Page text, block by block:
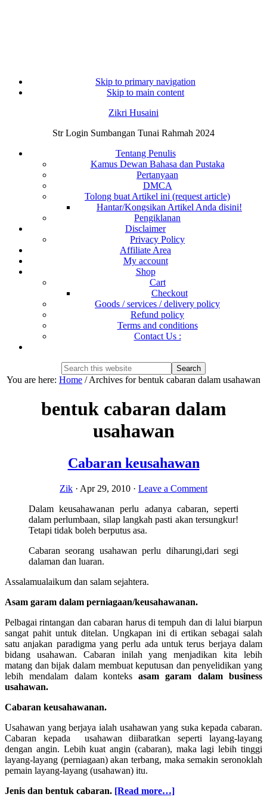
Skip to primary navigation
Skip to main content
Zikri Husaini
Str Login Sumbangan Tunai Rahmah 2024
Tentang Penulis
Kamus Dewan Bahasa dan Pustaka
Pertanyaan
DMCA
Tolong buat Artikel ini (request article)
Hantar/Kongsikan Artikel Anda disini!
Pengiklanan
Disclaimer
Privacy Policy
Affiliate Area
My account
Shop
Cart
Checkout
Goods / services / delivery policy
Refund policy
Terms and conditions
Contact Us :
Search
this
Hide
You are here: Home /Archives for bentuk cabaran dalam usahawan
bentuk cabaran dalam
usahawan
Cabaran keusahawan
Zik · Apr 29, 2010 · Leave a Comment
Dalam keusahawanan perlu adanya cabaran, seperti
dalam perlumbaan, silap langkah pasti akan tersungkur!
Tetapi tidak boleh berputus asa.
Cabaran seorang usahawan perlu diharungi,dari segi
dalaman dan luaran.
Assalamualaikum dan salam sejahtera.
Asam garam dalam perniagaan/keusahawanan.
Pelbagai rintangan dan cabaran harus di tempuh dan di lalui biarpun
sangat pahit untuk ditelan. Ungkapan ini di ertikan sebagai salah
satu anjakan paradigma yang perlu ada untuk terus berjaya dalam
bidang usahawan. Cabaran inilah yang menjadikan kita lebih
matang dan bijak dalam membuat keputusan dan penyelidikan yang
lebih mendalam dalam konteksasam garam dalam business
usahawan.
Cabaran keusahawanan.
Usahawan yang berjaya ialah usahawan yang suka kepada cabaran.
Cabaran kepada usahawan diibaratkan seperti layang-layang
dengan angin. Lebih kuat angin (cabaran), maka lagi lebih tinggi
layang-layang (perniagaan) akan terbang, maka semakin seronoklah
pemain layang-layang (usahawan) itu.
Jenis dan bentuk cabaran. [Read more…]about